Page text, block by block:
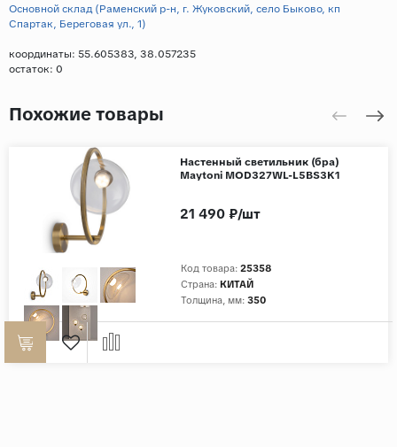
Основной склад (Раменский р-н, г. Жуковский, село Быково, кп
Спартак, Береговая ул., 1)
координаты: 55.605383, 38.057235
остаток: 0
Похожие товары
Настенный светильник (бра)
Maytoni MOD327WL-L5BS3K1
Код товара: 25358
Страна: КИТАЙ
Толщина, мм: 350
21 490 ₽/шт